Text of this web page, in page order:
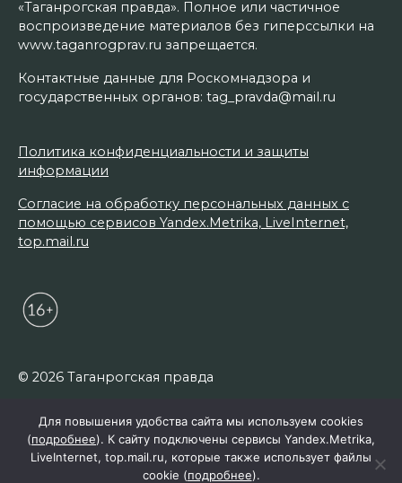
«Таганрогская правда». Полное или частичное
воспроизведение материалов без гиперссылки на
www.taganrogprav.ru запрещается.
Контактные данные для Роскомнадзора и
государственных органов: tag_pravda@mail.ru
Политика конфиденциальности и защиты
информации
Согласие на обработку персональных данных с
помощью сервисов Yandex.Metrika, LiveInternet,
top.mail.ru
© 2026 Таганрогская правда
Для повышения удобства сайта мы используем cookies
(подробнее). К сайту подключены сервисы Yandex.Metrika,
LiveInternet, top.mail.ru, которые также использует файлы
cookie (подробнее).